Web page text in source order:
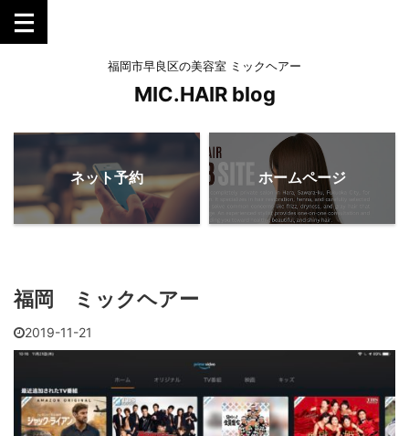
福岡市早良区の美容室 ミックヘアー
MIC.HAIR blog
ネット予約 ホームページ
福岡 ミックヘアー
2019-11-21